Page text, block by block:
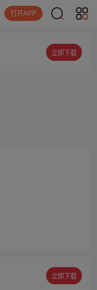
打开APP
立即下载
立即下载